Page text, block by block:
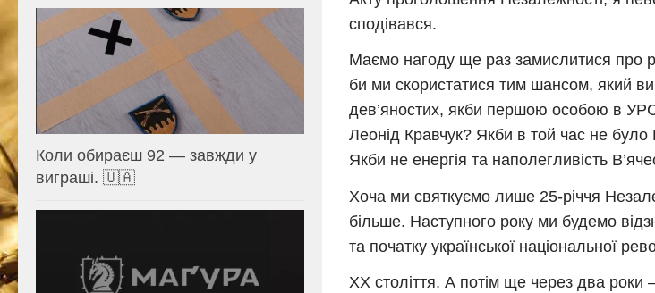
сподівався.
Маємо нагоду ще раз замислитися про
би ми скористатися тим шансом, який
дев’яностих, якби першою особою в
Леонід Кравчук? Якби в той час не
Якби не енергія та наполегливість
Хоча ми святкуємо лише 25-річчя
більше. Наступного року ми будемо
та початку української національної
XX століття. А потім ще через два роки
Коли обираєш 92 — завжди у
виграші. 🇺🇦